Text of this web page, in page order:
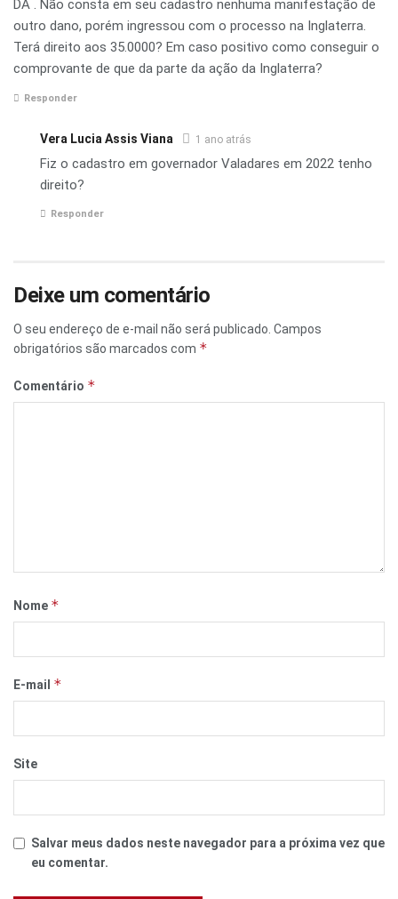
DA . Não consta em seu cadastro nenhuma manifestação de
outro dano, porém ingressou com o processo na Inglaterra.
Terá direito aos 35.0000? Em caso positivo como conseguir o
comprovante de que da parte da ação da Inglaterra?
Responder
Vera Lucia Assis Viana 1 ano atrás
Fiz o cadastro em governador Valadares em 2022 tenho
direito?
Responder
Deixe um comentário
O seu endereço de e-mail não será publicado. Campos
obrigatórios são marcados com *
Comentário *
Nome *
E-mail *
Site
Salvar meus dados neste navegador para a próxima vez que
eu comentar.